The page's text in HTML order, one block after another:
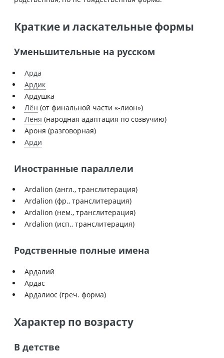
Краткие и ласкательные формы
Уменьшительные на русском
Арда
Ардик
Ардушка
Лён (от финальной части «-лион»)
Лёня (народная адаптация по созвучию)
Ароня (разговорная)
Арди
Иностранные параллели
Ardalion (англ., транслитерация)
Ardalion (фр., транслитерация)
Ardalion (нем., транслитерация)
Ardalion (исп., транслитерация)
Родственные полные имена
Ардалий
Ардас
Ардалиос (греч. форма)
Характер по возрасту
В детстве